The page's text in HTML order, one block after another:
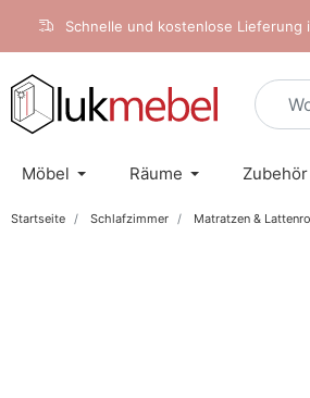
Schnelle und kostenlose Lieferung
Möbel Räume Zubehör
Startseite Schlafzimmer Matratzen &